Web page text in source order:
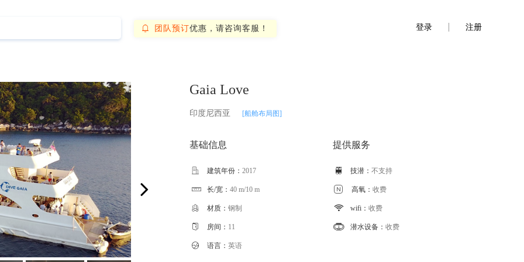
 团队预订优惠，请咨询客服！ 登录 注册
Gaia Love
印度尼西亚 [船舱布局图]
基础信息
 建筑年份： 2017
 长/宽： 40 m/10 m
 材质： 钢制
 房间： 11
提供服务
 技潜： 不支持
 高氧： 收费
 wifi： 收费
 潜水设备： 收费
 语言： 英语